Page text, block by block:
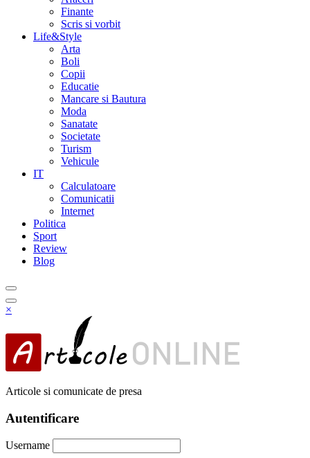
Finante
Scris si vorbit
Life&Style
Arta
Boli
Copii
Educatie
Mancare si Bautura
Moda
Sanatate
Societate
Turism
Vehicule
IT
Calculatoare
Comunicatii
Internet
Politica
Sport
Review
Blog
×
Articole si comunicate de presa
Autentificare
Username